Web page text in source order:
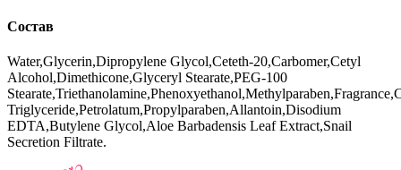
Состав
Water,Glycerin,Dipropylene Glycol,Ceteth-20,Carbomer,Cetyl
Alcohol,Dimethicone,Glyceryl Stearate,PEG-100
Triglyceride,Petrolatum,Propylparaben,Allantoin,Disodium
EDTA,Butylene Glycol,Aloe Barbadensis Leaf Extract,Snail
Secretion Filtrate.